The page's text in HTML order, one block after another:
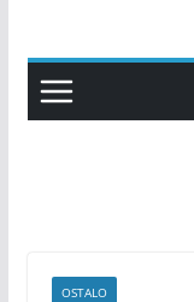
content
OSTALO